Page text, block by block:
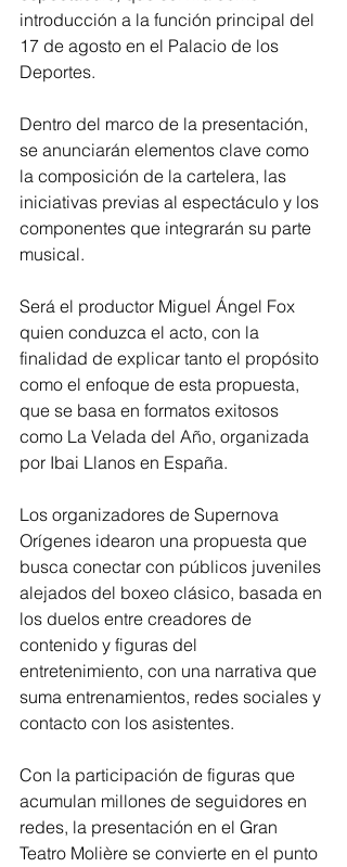
introducción a la función principal del
17 de agosto en el Palacio de los
Deportes.
Dentro del marco de la presentación,
se anunciarán elementos clave como
la composición de la cartelera, las
iniciativas previas al espectáculo y los
componentes que integrarán su parte
musical.
Será el productor Miguel Ángel Fox
quien conduzca el acto, con la
finalidad de explicar tanto el propósito
como el enfoque de esta propuesta,
que se basa en formatos exitosos
como La Velada del Año, organizada
por Ibai Llanos en España.
Los organizadores de Supernova
Orígenes idearon una propuesta que
busca conectar con públicos juveniles
alejados del boxeo clásico, basada en
los duelos entre creadores de
contenido y figuras del
entretenimiento, con una narrativa que
suma entrenamientos, redes sociales y
contacto con los asistentes.
Con la participación de figuras que
acumulan millones de seguidores en
redes, la presentación en el Gran
Teatro Molière se convierte en el punto